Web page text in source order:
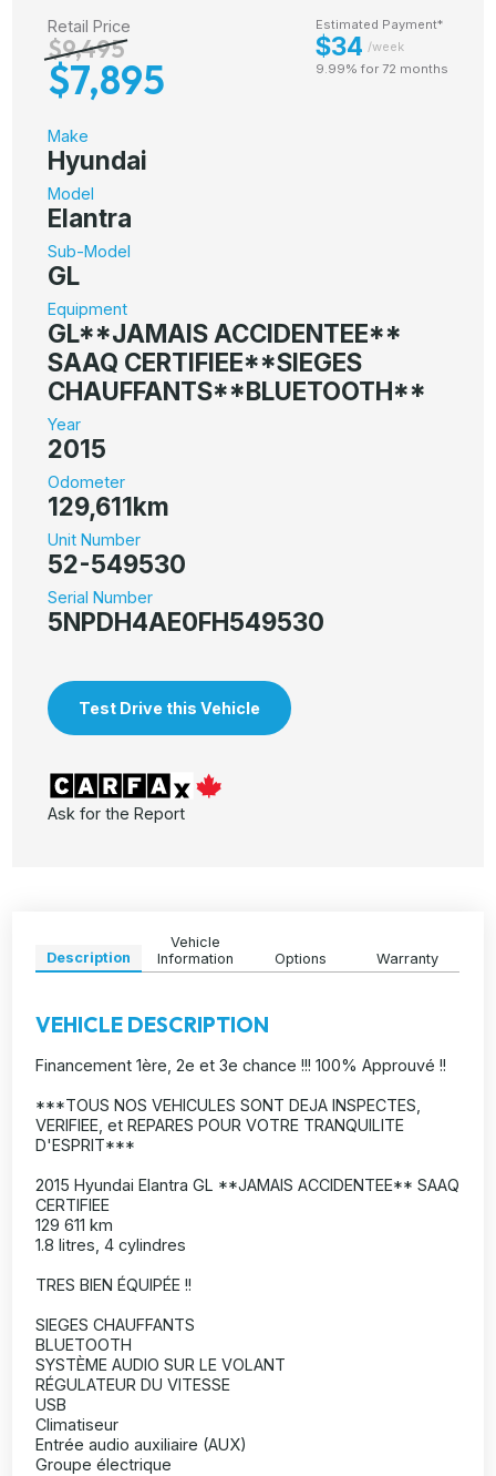
Retail Price
$9,495
$7,895
Estimated Payment*
$34 /week
9.99% for 72 months
Make
Hyundai
Model
Elantra
Sub-Model
GL
Equipment
GL**JAMAIS ACCIDENTEE**
SAAQ CERTIFIEE**SIEGES
CHAUFFANTS**BLUETOOTH**
Year
2015
Odometer
129,611km
Unit Number
52-549530
Serial Number
5NPDH4AE0FH549530
Test Drive this Vehicle
Ask for the Report
Description
Vehicle
Information
Options Warranty
VEHICLE DESCRIPTION
Financement 1ère, 2e et 3e chance !!! 100% Approuvé !!
***TOUS NOS VEHICULES SONT DEJA INSPECTES,
VERIFIEE, et REPARES POUR VOTRE TRANQUILITE
D'ESPRIT***
2015 Hyundai Elantra GL **JAMAIS ACCIDENTEE** SAAQ
CERTIFIEE
129 611 km
1.8 litres, 4 cylindres
TRES BIEN ÉQUIPÉE !!
SIEGES CHAUFFANTS
BLUETOOTH
SYSTÈME AUDIO SUR LE VOLANT
RÉGULATEUR DU VITESSE
USB
Climatiseur
Entrée audio auxiliaire (AUX)
Groupe électrique